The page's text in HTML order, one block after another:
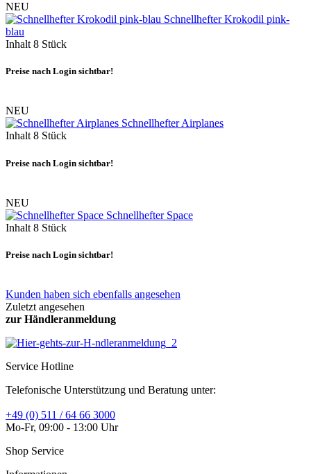
NEU
Schnellhefter Krokodil pink-
blau
Inhalt 8 Stück
Preise nach Login sichtbar!
NEU
Schnellhefter Airplanes
Inhalt8 Stück
Preise nach Login sichtbar!
NEU
Schnellhefter Space
Inhalt 8 Stück
Preise nach Login sichtbar!
Kunden haben sich ebenfalls angesehen
Zuletzt angesehen
zur Händleranmeldung
Service Hotline
Telefonische Unterstützung und Beratung unter:
+49 (0) 511 / 64 66 3000
Mo-Fr, 09:00 - 13:00 Uhr
Shop Service